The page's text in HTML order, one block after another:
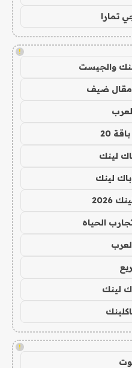
تمارا
!
والجيست
20
لينك
لينك
2026
الحياه
لينك
!